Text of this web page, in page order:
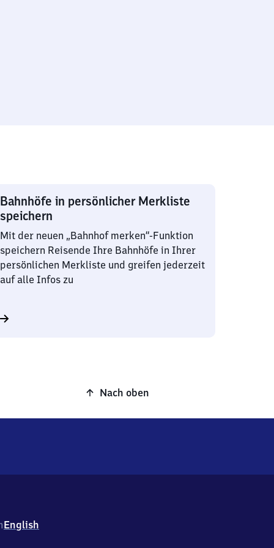
Bahnhöfe in persönlicher Merkliste
speichern
Mit der neuen „Bahnhof merken“-Funktion
speichern Reisende Ihre Bahnhöfe in Ihrer
persönlichen Merkliste und greifen jederzeit
auf alle Infos zu
Nach oben
English